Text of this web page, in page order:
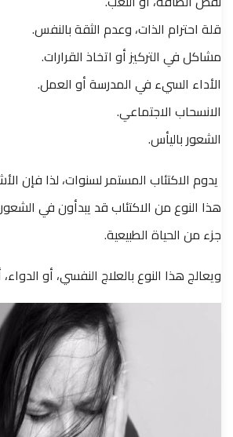
قلة احترام الذات، وعدم الثقة بالنفس.
مشاكل في التركيز أو اتخاذ القرارات.
الأداء السيء في المدرسة أو العمل.
الانسحاب الاجتماعي.
الشعور باليأس.
يدوم الاكتئاب المستمر لسنوات، لذا فإن
هذا النوع من الاكتئاب قد يبدأون في
جزء من الحياة الطبيعية.
ويعالج هذا النوع بالعلاج النفسي، أو